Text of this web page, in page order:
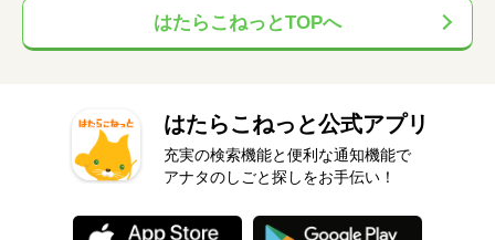
はたらこねっとTOPへ
はたらこねっと公式アプリ
充実の検索機能と便利な通知機能で
アナタのしごと探しをお手伝い！